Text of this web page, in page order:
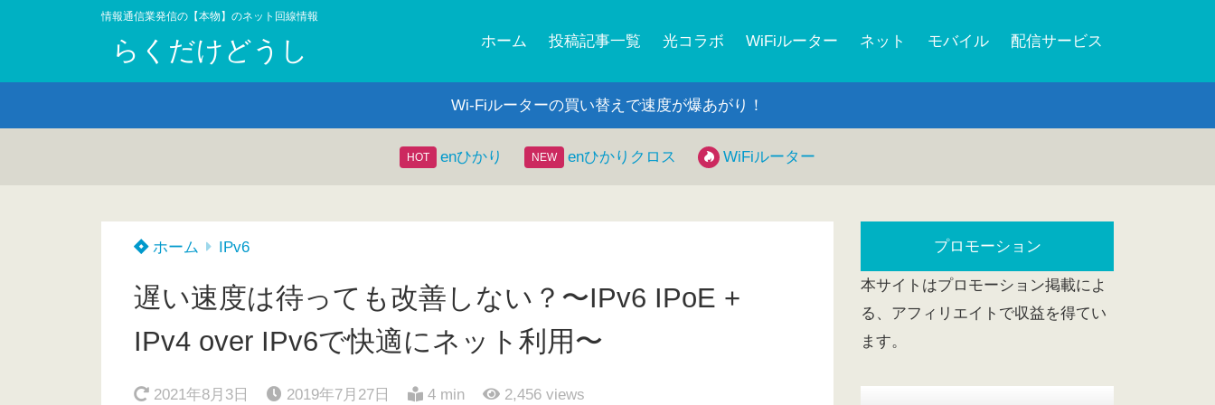
情報通信業発信の【本物】のネット回線情報
らくだけどうし ホーム 投稿記事一覧 光コラボ WiFiルーター ネット モバイル 配信サービス
Wi-Fiルーターの買い替えで速度が爆あがり！
enひかり enひかりクロス WiFiルーター
ホーム IPv6
遅い速度は待っても改善しない？〜IPv6 IPoE +
IPv4 over IPv6で快適にネット利用〜
2021年8月3日 2019年7月27日 4 min 2,456 views
プロモーション
本サイトはプロモーション掲載によ
る、アフィリエイトで収益を得てい
ます。